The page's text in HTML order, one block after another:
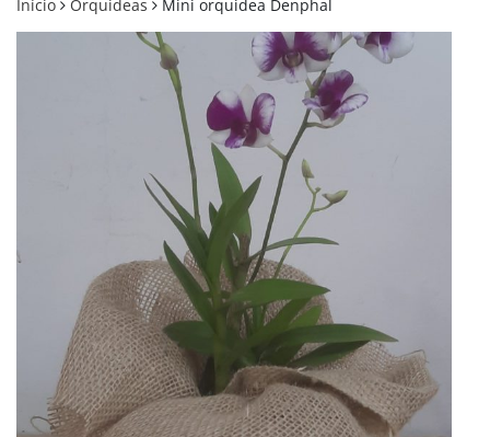
Início Orquideas Mini orquidea Denphal